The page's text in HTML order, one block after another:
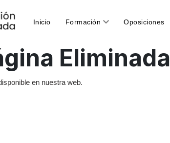
Inicio(current)Formación Oposiciones
Eliminada
en nuestra web.